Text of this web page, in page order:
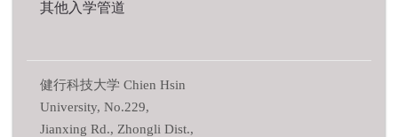
其他入学管道
健行科技大学 Chien Hsin
University, No.229,
Jianxing Rd., Zhongli Dist.,